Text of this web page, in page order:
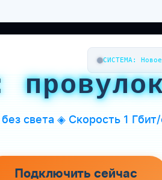
СИСТЕМА:
света ◈ Скорость 1
Подключить сейчас